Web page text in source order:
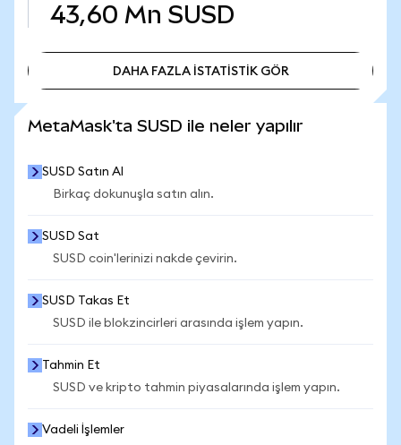
43,60 Mn SUSD
DAHA FAZLA İSTATİSTİK GÖR
MetaMask'ta SUSD ile neler yapılır
SUSD Satın Al
Birkaç dokunuşla satın alın.
SUSD Sat
SUSD coin'lerinizi nakde çevirin.
SUSD Takas Et
SUSD ile blokzincirleri arasında işlem yapın.
Tahmin Et
SUSD ve kripto tahmin piyasalarında işlem yapın.
Vadeli İşlemler